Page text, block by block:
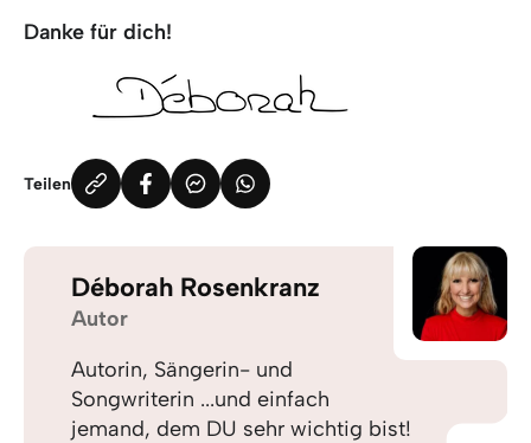
Danke für dich!
Teilen
Déborah Rosenkranz
Autor
Autorin, Sängerin- und
Songwriterin ...und einfach
jemand, dem DU sehr wichtig bist!